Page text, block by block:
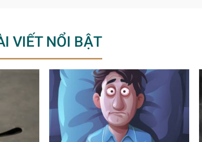
VIẾT NỔI BẬT